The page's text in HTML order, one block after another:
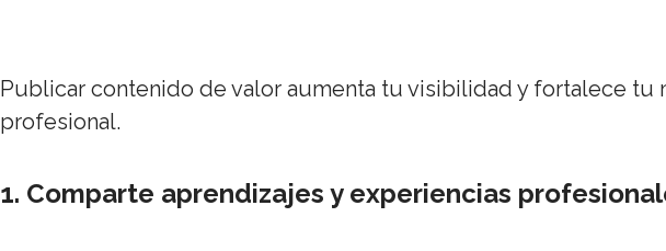
Publicar contenido de valor aumenta tu visibilidad y fortalece tu
profesional.
1. Comparte aprendizajes y experiencias